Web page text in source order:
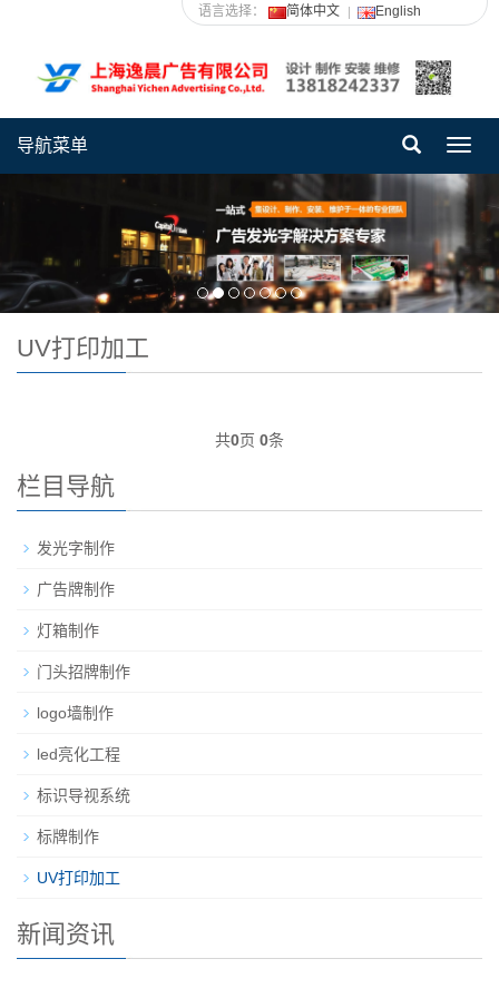
语言选择： 简体中文 English
导航菜单
UV打印加工
共0页 0条
栏目导航
发光字制作
广告牌制作
灯箱制作
门头招牌制作
logo墙制作
led亮化工程
标识导视系统
标牌制作
UV打印加工
新闻资讯